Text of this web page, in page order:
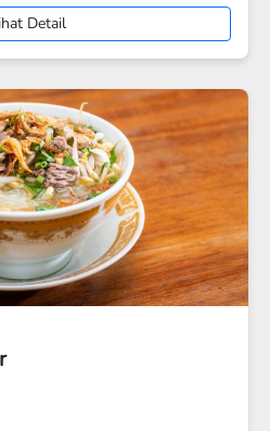
Detail
+ Pangsit